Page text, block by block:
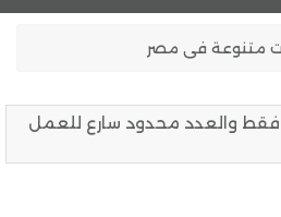
متنوعة فى مصر
فقط والعدد محدود سارع للعمل